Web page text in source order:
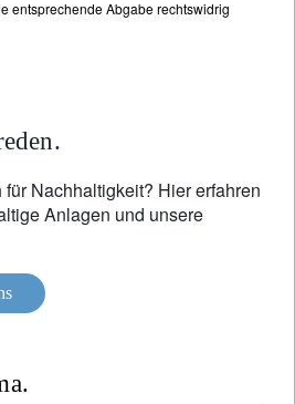
entsprechende Abgabe rechtswidrig
Nachhaltigkeit? Hier erfahren
Anlagen und unsere